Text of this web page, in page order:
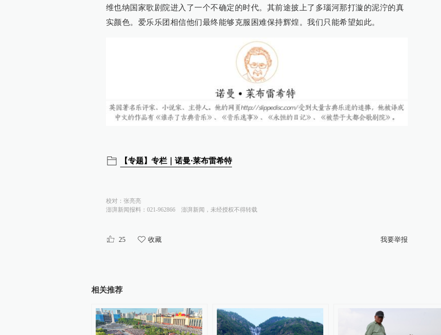
维也纳国家歌剧院进入了一个不确定的时代。其前途披上了多瑙河那打漩的泥泞的真
实颜色。爱乐乐团相信他们最终能够克服困难保持辉煌。我们只能希望如此。
【专题】专栏｜诺曼·莱布雷希特
校对： 张亮亮
澎湃新闻报料：021-962866
澎湃新闻，未经授权不得转载
25 收藏 我要举报
相关推荐